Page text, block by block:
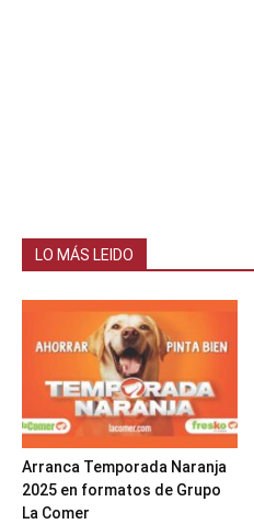
LO MÁS LEIDO
Arranca Temporada Naranja
2025 en formatos de Grupo
La Comer